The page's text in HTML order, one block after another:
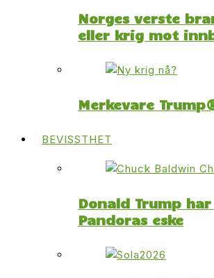
Norges verste
eller krig mot
Merkevare
BEVISSTHET
Donald Trump
Pandoras eske